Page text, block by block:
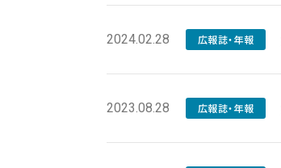
2024.02.28 広報誌・年報
2023.08.28 広報誌・年報